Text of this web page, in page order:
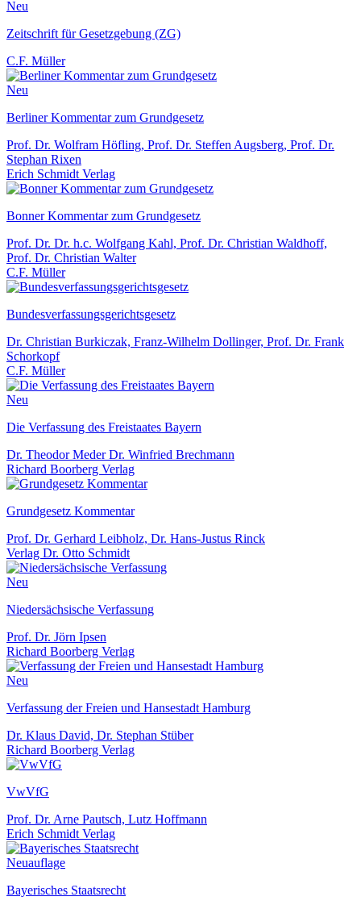
Neu
Zeitschrift für Gesetzgebung (ZG)
C.F. Müller
Neu
Berliner Kommentar zum Grundgesetz
Prof. Dr. Wolfram Höfling, Prof. Dr. Steffen Augsberg, Prof. Dr.
Stephan Rixen
Erich Schmidt Verlag
Bonner Kommentar zum Grundgesetz
Prof. Dr. Dr. h.c. Wolfgang Kahl, Prof. Dr. Christian Waldhoff,
Prof. Dr. Christian Walter
C.F. Müller
Bundesverfassungsgerichtsgesetz
Dr. Christian Burkiczak, Franz-Wilhelm Dollinger, Prof. Dr. Frank
Schorkopf
C.F. Müller
Neu
Die Verfassung des Freistaates Bayern
Dr. Theodor Meder Dr. Winfried Brechmann
Richard Boorberg Verlag
Grundgesetz Kommentar
Prof. Dr. Gerhard Leibholz, Dr. Hans-Justus Rinck
Verlag Dr. Otto Schmidt
Neu
Niedersächsische Verfassung
Prof. Dr. Jörn Ipsen
Richard Boorberg Verlag
Neu
Verfassung der Freien und Hansestadt Hamburg
Dr. Klaus David, Dr. Stephan Stüber
Richard Boorberg Verlag
VwVfG
Prof. Dr. Arne Pautsch, Lutz Hoffmann
Erich Schmidt Verlag
Neuauflage
Bayerisches Staatsrecht